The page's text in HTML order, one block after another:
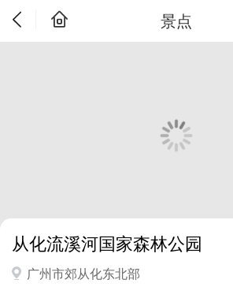
景点
从化流溪河国家森林公园
广州市郊从化东北部